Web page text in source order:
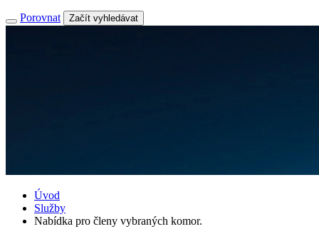
Porovnat Začít vyhledávat
Úvod
Služby
Nabídka pro členy vybraných komor.